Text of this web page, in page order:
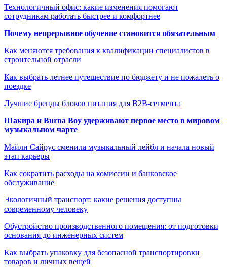
Технологичный офис: какие изменения помогают
сотрудникам работать быстрее и комфортнее
Почему непрерывное обучение становится обязательным
Как меняются требования к квалификации специалистов в
строительной отрасли
Как выбрать летнее путешествие по бюджету и не пожалеть о
поездке
Лучшие бренды блоков питания для B2B-сегмента
Шакира и Burna Boy удерживают первое место в мировом
музыкальном чарте
Майли Сайрус сменила музыкальный лейбл и начала новый
этап карьеры
Как сократить расходы на комиссии и банковское
обслуживание
Экологичный транспорт: какие решения доступны
современному человеку
Обустройство производственного помещения: от подготовки
основания до инженерных систем
Как выбрать упаковку для безопасной транспортировки
товаров и личных вещей